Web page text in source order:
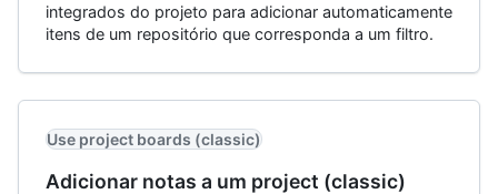
integrados do projeto para adicionar automaticamente
itens de um repositório que corresponda a um filtro.
Use project boards (classic)
Adicionar notas a um project (classic)